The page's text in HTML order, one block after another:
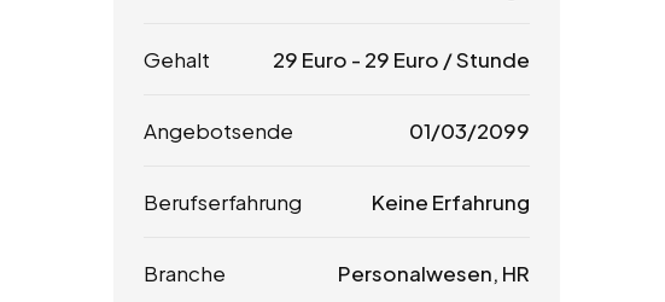
Gehalt 29 Euro - 29 Euro / Stunde
Angebotsende 01/03/2099
Berufserfahrung Keine Erfahrung
Branche Personalwesen, HR